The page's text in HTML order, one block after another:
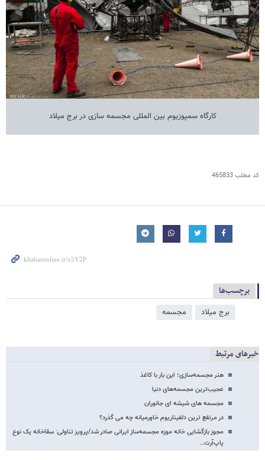
کارگاه سمپوزیوم بین المللی مجسمه سازی در برج میلاد
کد مطلب465833
برچسب‌ها
برج میلاد مجسمه
خبرهای مرتبط
هنر مجسمه‌سازی؛ این بار با کاغذ
عجیب‌ترین مجسمه‌های دنیا
مجسمه های شیشه ای جانوران
در مرتفع ترین دلفیناریوم خاورمیانه چه می گذرد؟
مجوز بازگشایی خانه موزه مجسمه‌ساز ایرانی صادر شد/پرویز تناولی: سقاخانه یک نوع
پاپ‌آرت…